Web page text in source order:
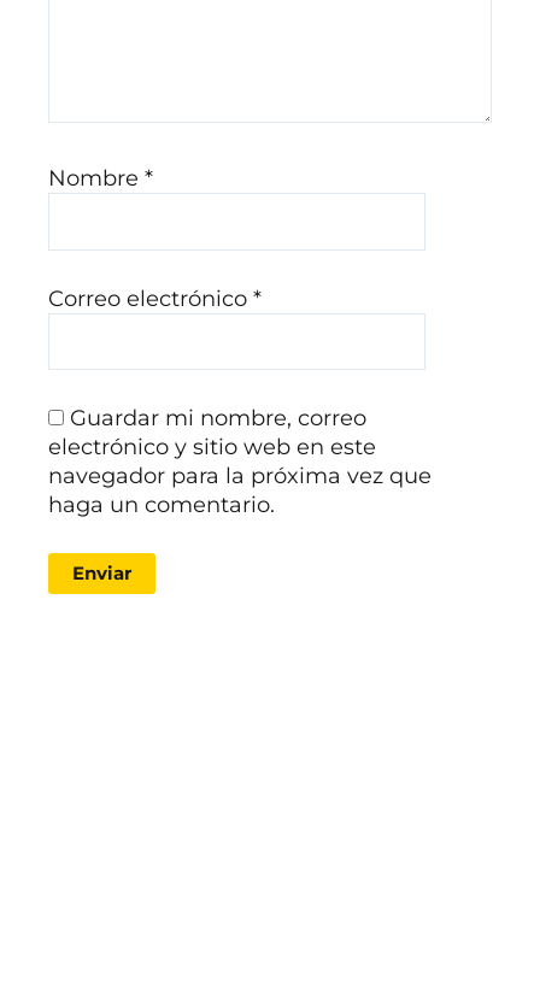
Nombre *
Correo electrónico *
Guardar mi nombre, correo
electrónico y sitio web en este
navegador para la próxima vez que
haga un comentario.